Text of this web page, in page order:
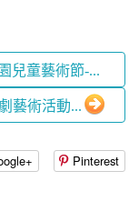
兒童藝術節-...
藝術活動...
Pinterest